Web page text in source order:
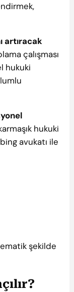
artıracak
çalışması
hukuki
hukuki
avukatı ile
şekilde